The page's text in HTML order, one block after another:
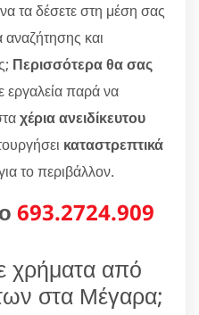
τα δέσετε στη μέση σας
αναζήτησης και
Περισσότερα θα σας
εργαλεία παρά να
χέρια ανειδίκευτου
καταστρεπτικά
το περιβάλλον.
693.2724.909
χρήματα από
στα Μέγαρα;